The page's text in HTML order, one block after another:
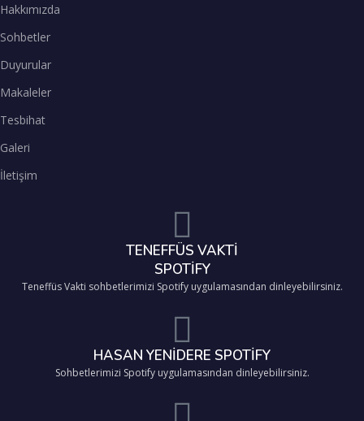
Hakkımızda
Sohbetler
Duyurular
Makaleler
Tesbihat
Galeri
İletişim
TENEFFÜS VAKTİ
SPOTİFY
Teneffüs Vakti sohbetlerimizi Spotify uygulamasından dinleyebilirsiniz.
HASAN YENİDERE SPOTİFY
Sohbetlerimizi Spotify uygulamasından dinleyebilirsiniz.